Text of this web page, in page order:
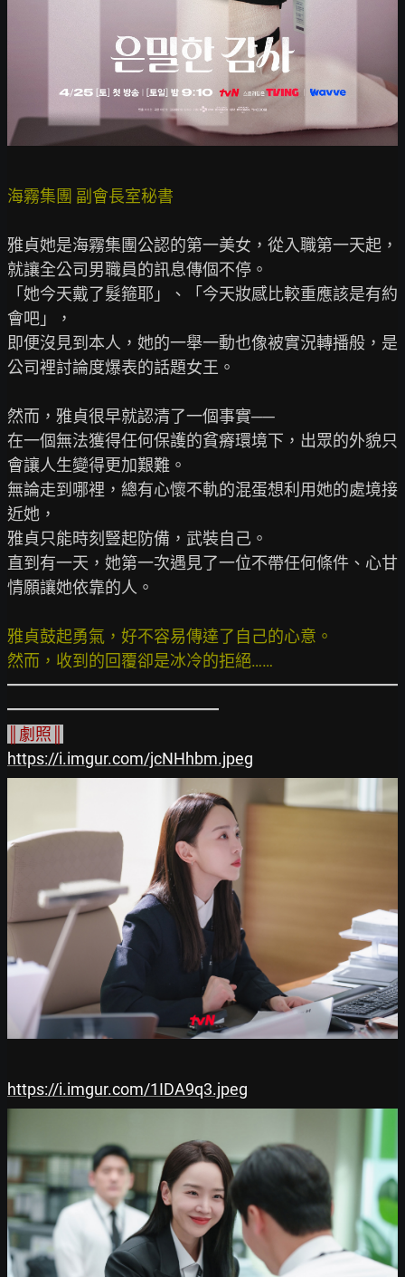
海霧集團 副會長室秘書
雅貞她是海霧集團公認的第一美女，從入職第一天起，
就讓全公司男職員的訊息傳個不停。
「她今天戴了髮箍耶」、「今天妝感比較重應該是有約
會吧」，
即便沒見到本人，她的一舉一動也像被實況轉播般，是
公司裡討論度爆表的話題女王。
然而，雅貞很早就認清了一個事實──
在一個無法獲得任何保護的貧瘠環境下，出眾的外貌只
會讓人生變得更加艱難。
無論走到哪裡，總有心懷不軌的混蛋想利用她的處境接
近她，
雅貞只能時刻豎起防備，武裝自己。
直到有一天，她第一次遇見了一位不帶任何條件、心甘
情願讓她依靠的人。
雅貞鼓起勇氣，好不容易傳達了自己的心意。
然而，收到的回覆卻是冰冷的拒絕……
━━━━━━━━━━━━━━━━━━━━━━━━
║劇照║
https://i.imgur.com/jcNHhbm.jpeg
https://i.imgur.com/1IDA9q3.jpeg